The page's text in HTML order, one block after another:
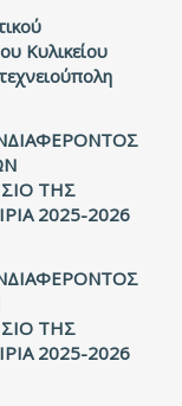
Κυλικείου
ΤΗΣ
2025-2026
ΤΗΣ
2025-2026